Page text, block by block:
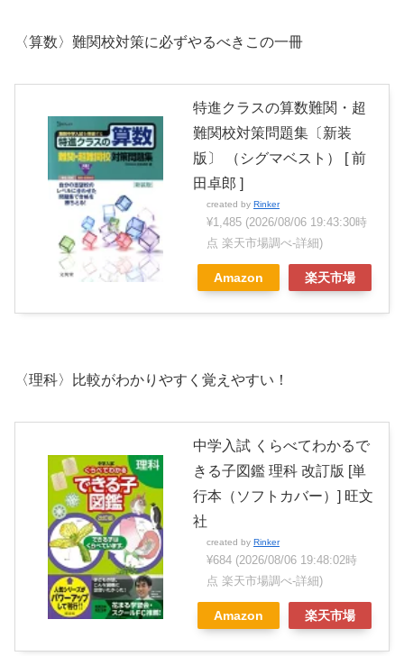
〈算数〉難関校対策に必ずやるべきこの一冊
特進クラスの算数難関・超
難関校対策問題集〔新装
版〕 （シグマベスト） [ 前
田卓郎 ]
created by Rinker
¥1,485 (2026/08/06 19:43:30時
点 楽天市場調べ-詳細)
Amazon 楽天市場
〈理科〉比較がわかりやすく覚えやすい！
中学入試 くらべてわかるで
きる子図鑑 理科 改訂版 [単
行本（ソフトカバー）] 旺文
社
created by Rinker
¥684 (2026/08/06 19:48:02時
点 楽天市場調べ-詳細)
Amazon 楽天市場